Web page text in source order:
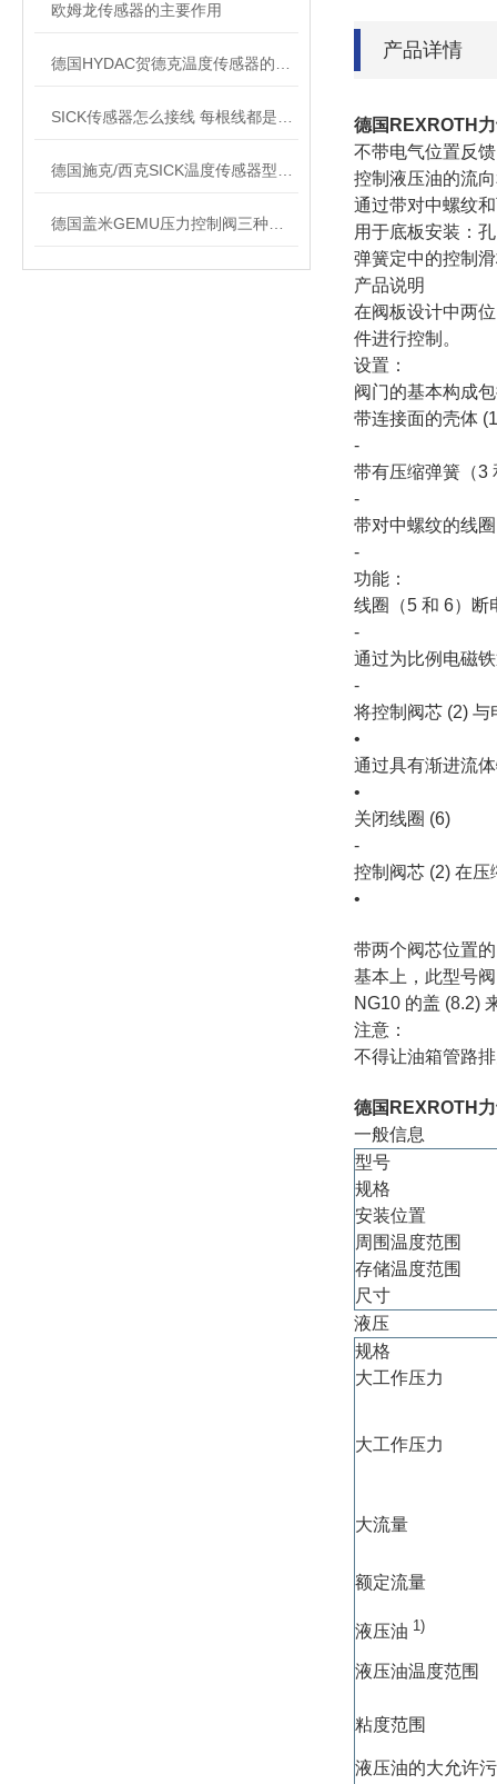
欧姆龙传感器的主要作用
产品详情
德国REXROTH
不带电气位置反
控制液压油的流
通过带对中螺纹
用于底板安装：
弹簧定中的控制
产品说明
在阀板设计中两
件进行控制。
设置：
阀门的基本构成
带连接面的壳体
‐
带有压缩弹簧（3
‐
带对中螺纹的线
‐
功能：
线圈（5 和 6）断
‐
通过为比例电磁
‐
将控制阀芯 (2)
•
通过具有渐进流
•
关闭线圈 (6)
‐
控制阀芯 (2) 在压
•
带两个阀芯位置
基本上，此型号
NG10 的盖 (8.2)
注意：
不得让油箱管路
德国REXROTH
一般信息
型号
规格
安装位置
周围温度范围
存储温度范围
尺寸
液压
规格
大工作压力
大工作压力
大流量
额定流量
液压油 1)
液压油温度范围
粘度范围
液压油的大允许